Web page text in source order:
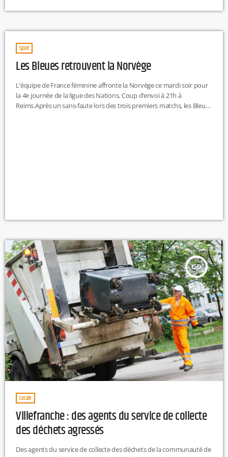
d’une trentaine de logements sociaux sur la commune.Le 22
Le 23 octobre, l’EPFL déposait plainte à son tour pour les […]
Sport
Les Bleues retrouvent la Norvège
L’équipe de France féminine affronte la Norvège ce mardi soir pour
la 4e journée de la ligue des Nations. Coup d’envoi à 21h à
Reims.Après un sans-faute lors des trois premiers matchs, les Bleues
insert_link
Locale
Villefranche : des agents du service de collecte
des déchets agressés
Des agents du service de collecte des déchets de la communauté de